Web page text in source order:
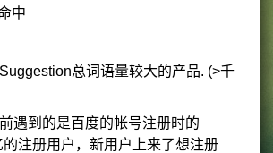
中
总词语量较大的产品. (>千
遇到的是百度的帐号注册时的
注册用户，新用户上来了想注册